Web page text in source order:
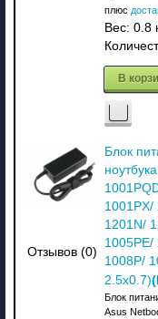
плюс
Вес: 0.8
В
Отзывов (0)
Блок
1001PX/
1201N/
1005PE/
1008P/
2.5x0.7)
Блок
Asus